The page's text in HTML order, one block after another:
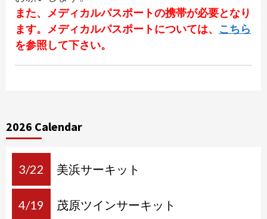
また、メディカルパスポートの携帯が必要となり
ます。メディカルパスポートについては、 こちら
を参照して下さい。
2026 Calendar
3/22 美浜サーキット
4/19 茂原ツインサーキット